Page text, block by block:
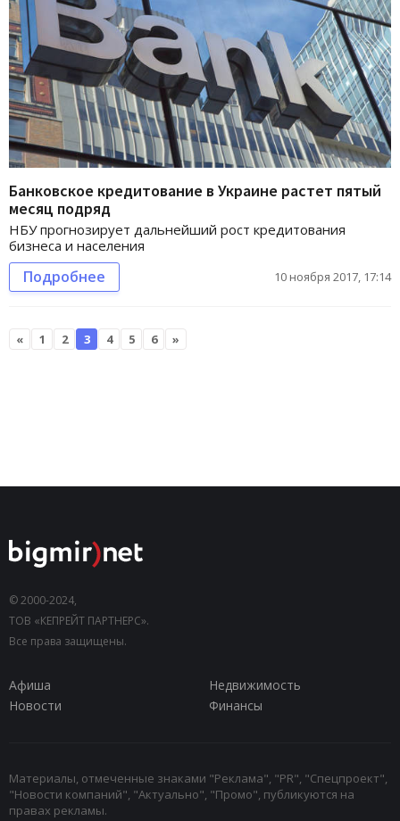
Банковское кредитование в Украине растет пятый
месяц подряд
НБУ прогнозирует дальнейший рост кредитования
бизнеса и населения
Подробнее 10 ноября 2017, 17:14
« 1 2 3 4 5 6 »
© 2000-2024,
ТОВ «КЕПРЕЙТ ПАРТНЕРС».
Все права защищены.
Афиша
Недвижимость
Новости
Финансы
Материалы, отмеченные знаками "Реклама", "PR", "Спецпроект",
"Новости компаний", "Актуально", "Промо", публикуются на
правах рекламы.